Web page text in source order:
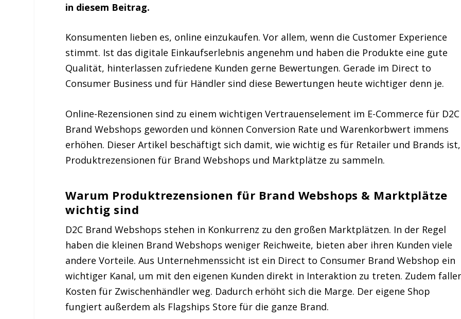
in diesem Beitrag.
Konsumenten lieben es, online einzukaufen. Vor allem, wenn die Customer Experience
stimmt. Ist das digitale Einkaufserlebnis angenehm und haben die Produkte eine gute
Qualität, hinterlassen zufriedene Kunden gerne Bewertungen. Gerade im Direct to
Consumer Business und für Händler sind diese Bewertungen heute wichtiger denn je.
Online-Rezensionen sind zu einem wichtigen Vertrauenselement im E-Commerce für D2C
Brand Webshops geworden und können Conversion Rate und Warenkorbwert immens
erhöhen. Dieser Artikel beschäftigt sich damit, wie wichtig es für Retailer und Brands ist,
Produktrezensionen für Brand Webshops und Marktplätze zu sammeln.
Warum Produktrezensionen für Brand Webshops & Marktplätze
wichtig sind
D2C Brand Webshops stehen in Konkurrenz zu den großen Marktplätzen. In der Regel
haben die kleinen Brand Webshops weniger Reichweite, bieten aber ihren Kunden viele
andere Vorteile. Aus Unternehmenssicht ist ein Direct to Consumer Brand Webshop ein
wichtiger Kanal, um mit den eigenen Kunden direkt in Interaktion zu treten. Zudem
Kosten für Zwischenhändler weg. Dadurch erhöht sich die Marge. Der eigene Shop
fungiert außerdem als Flagships Store für die ganze Brand.